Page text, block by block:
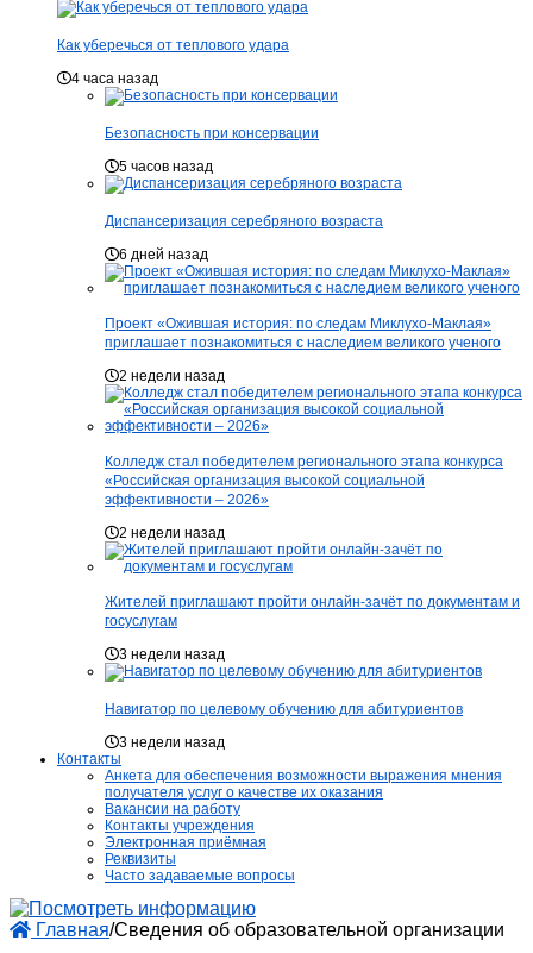
Как уберечься от теплового удара
4 часа назад
Безопасность при консервации
5 часов назад
Диспансеризация серебряного возраста
6 дней назад
Проект «Ожившая история: по следам Миклухо-Маклая»
приглашает познакомиться с наследием великого ученого
2 недели назад
Колледж стал победителем регионального этапа конкурса
«Российская организация высокой социальной
эффективности – 2026»
2 недели назад
Жителей приглашают пройти онлайн-зачёт по документам и
госуслугам
3 недели назад
Навигатор по целевому обучению для абитуриентов
3 недели назад
Контакты
Анкета для обеспечения возможности выражения мнения
получателя услуг о качестве их оказания
Вакансии на работу
Контакты учреждения
Электронная приёмная
Реквизиты
Часто задаваемые вопросы
Главная/Сведения об образовательной организации